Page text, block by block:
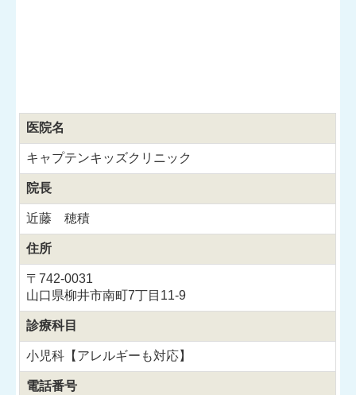
医院名
キャプテンキッズクリニック
院長
近藤 穂積
住所
〒742-0031
山口県柳井市南町7丁目11-9
診療科目
小児科【アレルギーも対応】
電話番号